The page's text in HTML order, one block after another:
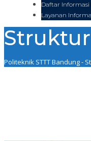
Daftar
Layanan
Politeknik STTT Bandung-